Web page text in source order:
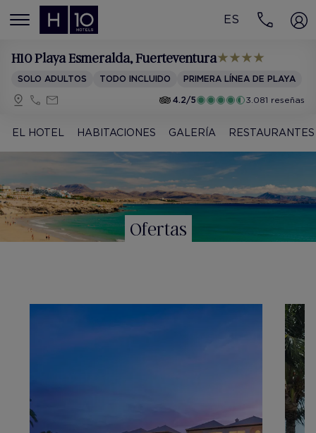
MENÚ
ES
H10 Playa Esmeralda, Fuerteventura
SOLO ADULTOS TODO INCLUIDO
PRIMERA LÍNEA DE PLAYA
4.2/5
3.081 reseñas
EL HOTEL HABITACIONES GALERÍA RESTAURANTES
Ofertas